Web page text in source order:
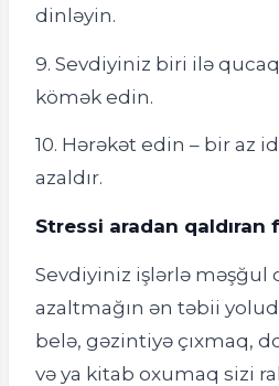
dinləyin.
9. Sevdiyiniz biri ilə
kömək edin.
10. Hərəkət edin – bir az
azaldır.
Stressi aradan qaldıran
Sevdiyiniz işlərlə məşğul
azaltmağın ən təbii
belə, gəzintiyə çıxmaq,
və ya kitab oxumaq sizi